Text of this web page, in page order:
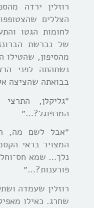
רוזלין ירדה
הצללים
לחומות הגטו
של נברשת
מהסיפון, שהטילו
נשתהתה לפני
בבואתה שהציצה
״גליקלן,
המרפוגל?…״
״אבל לשם מה,
המצויר בראי
נלך… שמא
פורענות?…״
רוזלין שעמדה
שחרג. כאילו